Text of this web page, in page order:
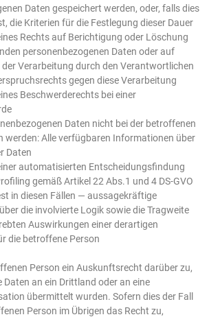
Daten gespeichert werden, oder, falls dies
die Kriterien für die Festlegung dieser Dauer
Rechts auf Berichtigung oder Löschung
personenbezogenen Daten oder auf
Verarbeitung durch den Verantwortlichen
gegen diese Verarbeitung
Beschwerderechts bei einer
Daten nicht bei der betroffenen
werden: Alle verfügbaren Informationen über
Daten
automatisierten Entscheidungsfindung
gemäß Artikel 22 Abs.1 und 4 DS-GVO
in diesen Fällen — aussagekräftige
die involvierte Logik sowie die Tragweite
Auswirkungen einer derartigen
die betroffene Person
Person ein Auskunftsrecht darüber zu,
Daten an ein Drittland oder an eine
übermittelt wurden. Sofern dies der Fall
Person im Übrigen das Recht zu,